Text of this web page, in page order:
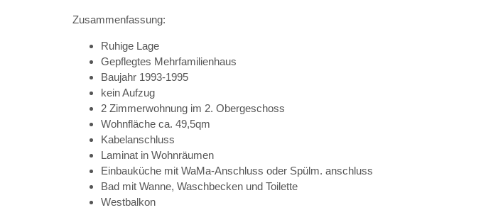
Zusammenfassung:
Ruhige Lage
Gepflegtes Mehrfamilienhaus
Baujahr 1993-1995
kein Aufzug
2 Zimmerwohnung im 2. Obergeschoss
Wohnfläche ca. 49,5qm
Kabelanschluss
Laminat in Wohnräumen
Einbauküche mit WaMa-Anschluss oder Spülm. anschluss
Bad mit Wanne, Waschbecken und Toilette
Westbalkon